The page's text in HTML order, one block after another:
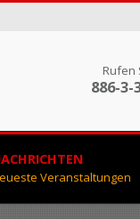
Rufen
886-3-
Veranstaltungen